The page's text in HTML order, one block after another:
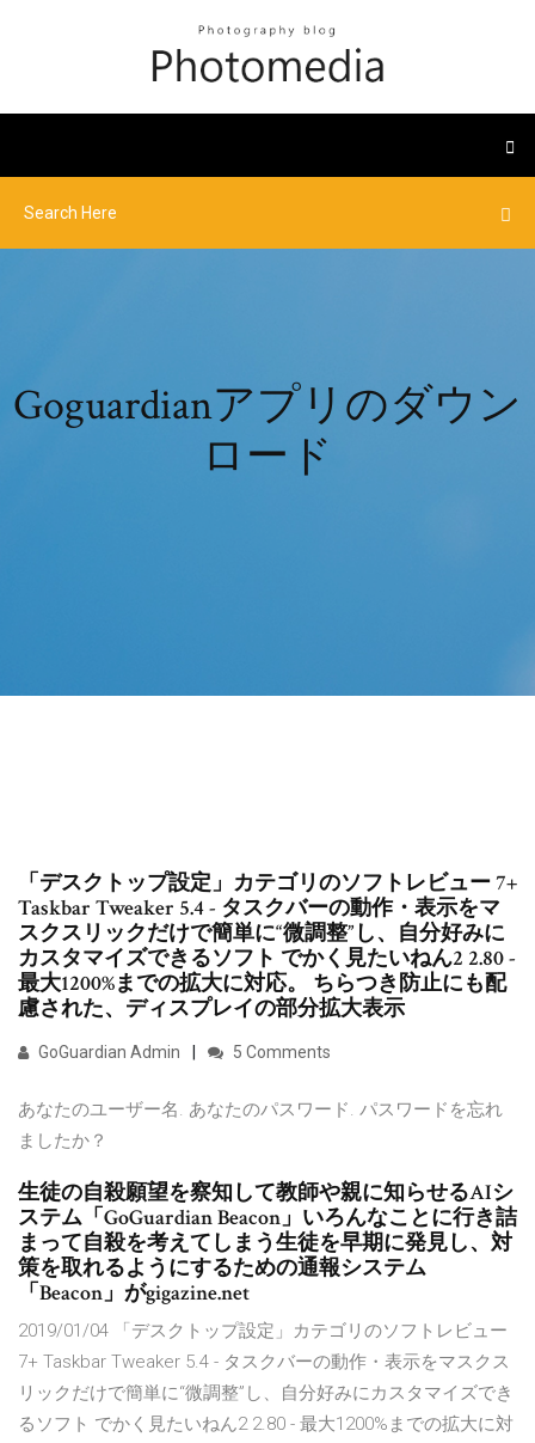
Goguardianアプリのダウン
ロード
「デスクトップ設定」カテゴリのソフトレビュー 7+
Taskbar Tweaker 5.4 - タスクバーの動作・表示をマ
スクスリックだけで簡単に“微調整”し、自分好みに
カスタマイズできるソフト でかく見たいねん2 2.80 -
最大1200%までの拡大に対応。 ちらつき防止にも配
慮された、ディスプレイの部分拡大表示
GoGuardian Admin 5 Comments
あなたのユーザー名. あなたのパスワード. パスワードを忘れ
ましたか？
生徒の自殺願望を察知して教師や親に知らせるAIシ
ステム「GoGuardian Beacon」いろんなことに行き詰
まって自殺を考えてしまう生徒を早期に発見し、対
策を取れるようにするための通報システム
「Beacon」がgigazine.net
2019/01/04 「デスクトップ設定」カテゴリのソフトレビュー
7+ Taskbar Tweaker 5.4 - タスクバーの動作・表示をマスクス
リックだけで簡単に“微調整”し、自分好みにカスタマイズでき
るソフト でかく見たいねん2 2.80 - 最大1200%までの拡大に対